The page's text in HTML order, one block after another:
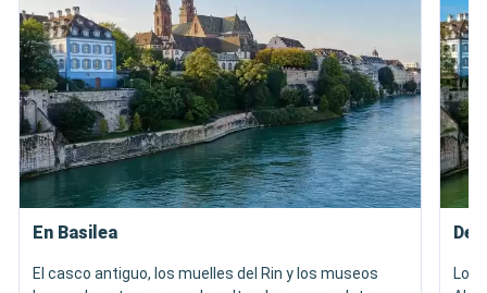
En Basilea
El casco antiguo, los muelles del Rin y los museos
Los